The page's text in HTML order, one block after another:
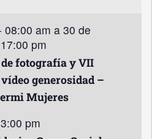
08:00 am a 30 de
pm
fotografía y VII
generosidad –
Mujeres
pm